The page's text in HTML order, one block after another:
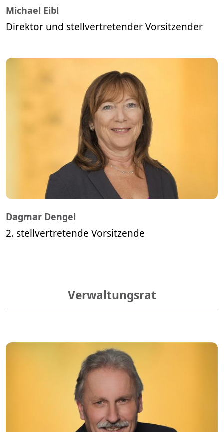
Michael Eibl
Direktor und stellvertretender Vorsitzender
Dagmar Dengel
2. stellvertretende Vorsitzende
Verwaltungsrat